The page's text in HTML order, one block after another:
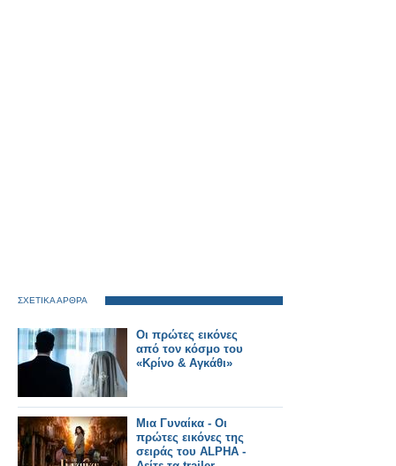
ΣΧΕΤΙΚΑ ΑΡΘΡΑ
Οι πρώτες εικόνες
από τον κόσμο του
«Κρίνο & Αγκάθι»
Μια Γυναίκα - Οι
πρώτες εικόνες της
σειράς του ALPHA -